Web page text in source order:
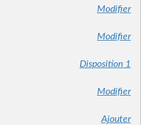
Modifier
Modifier
Disposition 1
Modifier
Ajouter